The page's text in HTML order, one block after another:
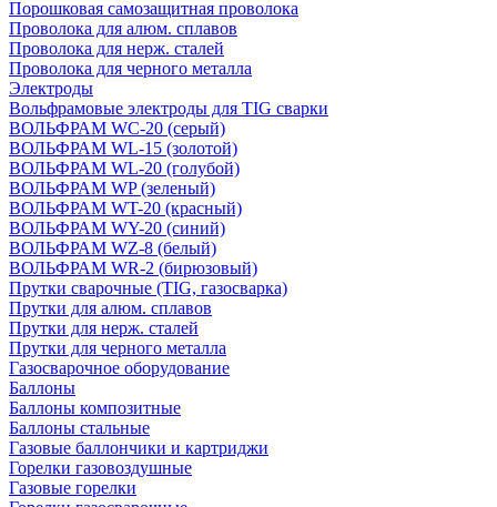
Порошковая самозащитная проволока
Проволока для алюм. сплавов
Проволока для нерж. сталей
Проволока для черного металла
Электроды
Вольфрамовые электроды для TIG сварки
ВОЛЬФРАМ WC-20 (серый)
ВОЛЬФРАМ WL-15 (золотой)
ВОЛЬФРАМ WL-20 (голубой)
ВОЛЬФРАМ WP (зеленый)
ВОЛЬФРАМ WT-20 (красный)
ВОЛЬФРАМ WY-20 (синий)
ВОЛЬФРАМ WZ-8 (белый)
ВОЛЬФРАМ WR-2 (бирюзовый)
Прутки сварочные (TIG, газосварка)
Прутки для алюм. сплавов
Прутки для нерж. сталей
Прутки для черного металла
Газосварочное оборудование
Баллоны
Баллоны композитные
Баллоны стальные
Газовые баллончики и картриджи
Горелки газовоздушные
Газовые горелки